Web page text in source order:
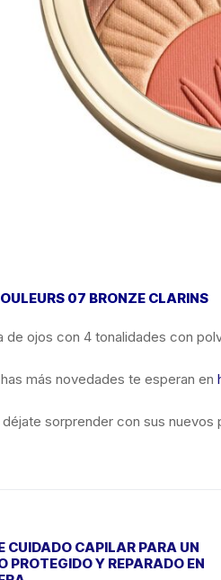
07 BRONZE CLARINS
de ojos con 4 tonalidades con
más novedades te esperan en
déjate sorprender con sus
CUIDADO CAPILAR PARA UN
PROTEGIDO Y REPARADO EN